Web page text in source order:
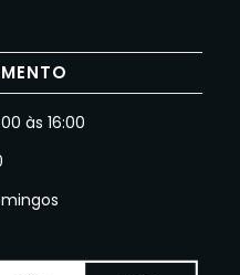
às 16:00